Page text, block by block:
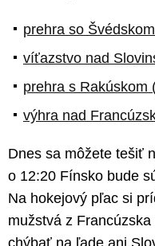
prehra so
víťazstvo nad
prehra s Rakúskom
výhra nad
Dnes sa môžete tešiť
o 12:20 Fínsko bude
Na hokejový pľac si
mužstvá z
chýbať na ľade ani